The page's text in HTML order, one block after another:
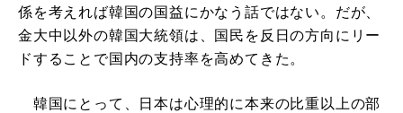
係を考えれば韓国の国益にかなう話ではない。だが、
金大中以外の韓国大統領は、国民を反日の方向にリー
ドすることで国内の支持率を高めてきた。
韓国にとって、日本は心理的に本来の比重以上の部